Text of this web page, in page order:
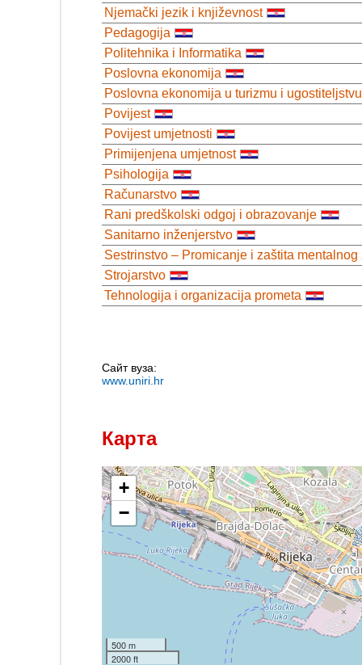
Njemački jezik i književnost
Pedagogija
Politehnika i Informatika
Poslovna ekonomija
Poslovna ekonomija u turizmu i ugostiteljstvu
Povijest
Povijest umjetnosti
Primijenjena umjetnost
Psihologija
Računarstvo
Rani predškolski odgoj i obrazovanje
Sanitarno inženjerstvo
Sestrinstvo – Promicanje i zaštita mentalnog
Strojarstvo
Tehnologija i organizacija prometa
Сайт вуза:
www.uniri.hr
Карта
+
−
500 m
2000 ft